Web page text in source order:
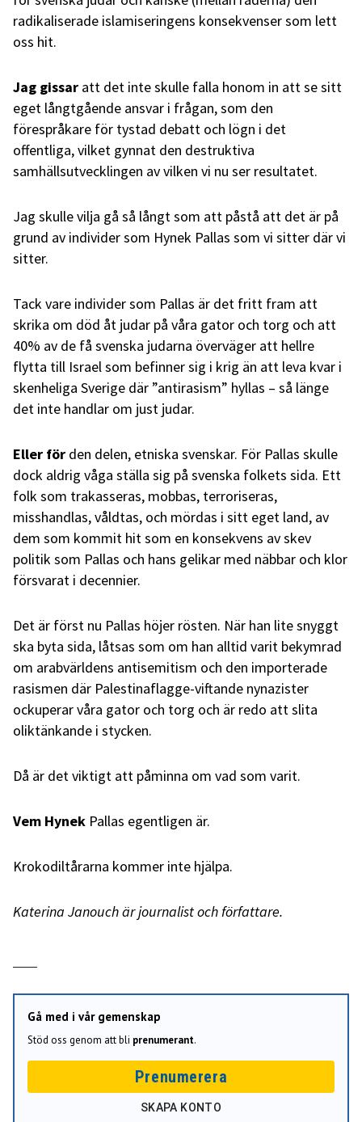
radikaliserade islamiseringens konsekvenser som lett
oss hit.
Jag gissar att det inte skulle falla honom in att se sitt
eget långtgående ansvar i frågan, som den
förespråkare för tystad debatt och lögn i det
offentliga, vilket gynnat den destruktiva
samhällsutvecklingen av vilken vi nu ser resultatet.
Jag skulle vilja gå så långt som att påstå att det är på
grund av individer som Hynek Pallas som vi sitter där vi
sitter.
Tack vare individer som Pallas är det fritt fram att
skrika om död åt judar på våra gator och torg och att
40% av de få svenska judarna överväger att hellre
flytta till Israel som befinner sig i krig än att leva kvar i
skenheliga Sverige där ”antirasism” hyllas – så länge
det inte handlar om just judar.
Eller för den delen, etniska svenskar. För Pallas skulle
dock aldrig våga ställa sig på svenska folkets sida. Ett
folk som trakasseras, mobbas, terroriseras,
misshandlas, våldtas, och mördas i sitt eget land, av
dem som kommit hit som en konsekvens av skev
politik som Pallas och hans gelikar med näbbar och klor
försvarat i decennier.
Det är först nu Pallas höjer rösten. När han lite snyggt
ska byta sida, låtsas som om han alltid varit bekymrad
om arabvärldens antisemitism och den importerade
rasismen där Palestinaflagge-viftande nynazister
ockuperar våra gator och torg och är redo att slita
oliktänkande i stycken.
Då är det viktigt att påminna om vad som varit.
Vem Hynek Pallas egentligen är.
Krokodiltårarna kommer inte hjälpa.
Katerina Janouch är journalist och författare.
Gå med i vår gemenskap
Stöd oss genom att bli prenumerant.
Prenumerera
SKAPA KONTO